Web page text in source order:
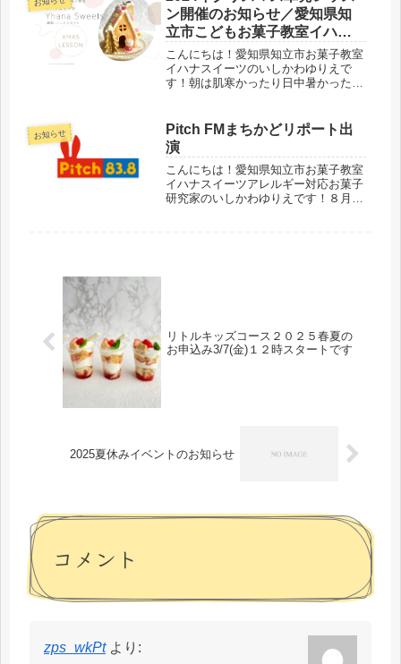
ろ修正いたしましたので、お手数で...
ン開催のお知らせ／愛知県知
立市こどもお菓子教室イハナ
スイーツ
こんにちは！愛知県知立市お菓子教室
イハナスイーツのいしかわゆりえで
す！朝は肌寒かったり日中暑かったり
さて、このたび2024クリスマスイハナ
スイーツこどもお菓子教室単発レッ
ス...
お知らせ
Pitch FMまちかどリポート出
演
こんにちは！愛知県知立市お菓子教室
イハナスイーツアレルギー対応お菓子
研究家のいしかわゆりえです！８月２
リトルキッズコース２０２５春夏の
お申込み3/7(金)１２時スタートです
2025夏休みイベントのお知らせ
コメント
zps_wkPt より: